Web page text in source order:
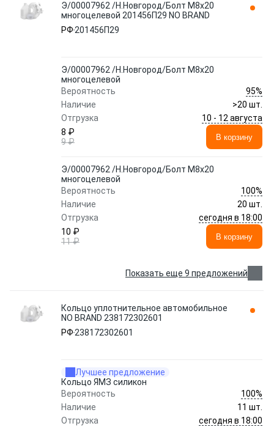
Э/00007962 /Н.Новгород/Болт М8х20
многоцелевой 201456П29 NO BRAND
РФ 201456П29
Э/00007962 /Н.Новгород/Болт М8х20
многоцелевой
Вероятность
95%
Наличие
>20 шт.
Отгрузка
10 - 12 августа
8 ₽
9 ₽
В корзину
Э/00007962 /Н.Новгород/Болт М8х20
многоцелевой
Вероятность
100%
Наличие
20 шт.
Отгрузка
сегодня в 18:00
10 ₽
11 ₽
В корзину
Показать еще 9 предложений
Кольцо уплотнительное автомобильное
NO BRAND 238172302601
РФ 238172302601
Лучшее предложение
Кольцо ЯМЗ силикон
Вероятность
100%
Наличие
11 шт.
Отгрузка
сегодня в 18:00